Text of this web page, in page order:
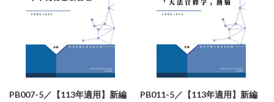
PB007-5／【113年適用】新編
PB011-5／【113年適用】新編